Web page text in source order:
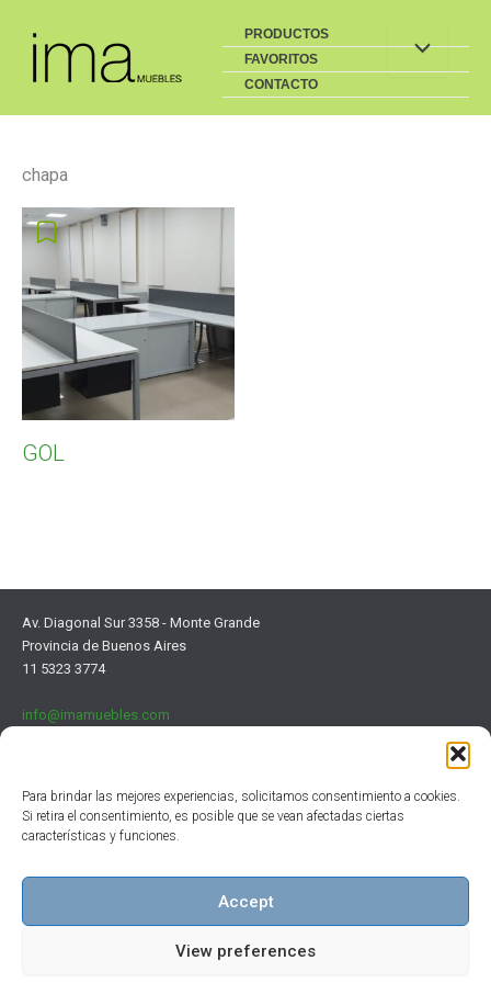
Para brindar las mejores experiencias, solicitamos consentimiento a cookies.
Si retira el consentimiento, es posible que se vean afectadas ciertas
características y funciones.
Accept
View preferences
PRODUCTOS
FAVORITOS
CONTACTO
chapa
GOL
Av. Diagonal Sur 3358 - Monte Grande
Provincia de Buenos Aires
11 5323 3774
info@imamuebles.com
Clientes
Copyright © 2026 IMA Muebles | Powered by EO